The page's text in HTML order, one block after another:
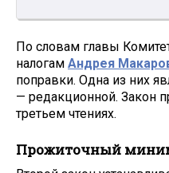
По словам главы
налогам Андрея
поправки. Одна из них
— редакционной. Закон
третьем чтениях.
Прожиточный